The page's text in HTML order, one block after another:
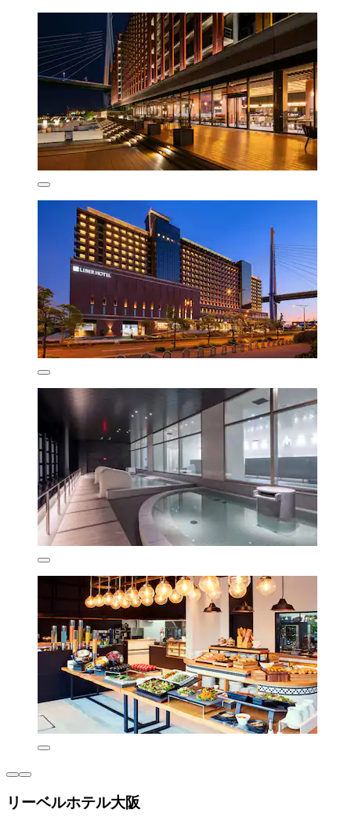
リーベルホテル大阪